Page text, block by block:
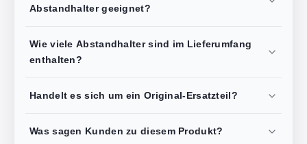
Abstandhalter geeignet?
Wie viele Abstandhalter sind im Lieferumfang
enthalten?
Handelt es sich um ein Original-Ersatzteil?
Was sagen Kunden zu diesem Produkt?